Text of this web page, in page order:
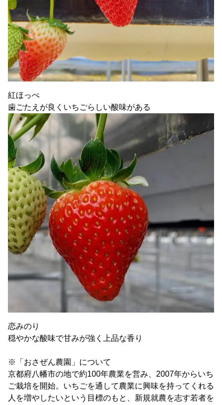
紅ほっぺ
歯ごたえが良くいちごらしい酸味がある
恋みのり
穏やかな酸味で甘みが強く上品な香り
※「おさぜん農園」について
京都府八幡市の地で約100年農業を営み、2007年からいち
ご栽培を開始。いちごを通して農業に興味を持ってくれる
人を増やしたいという目標のもと、新規就農を志す若者を